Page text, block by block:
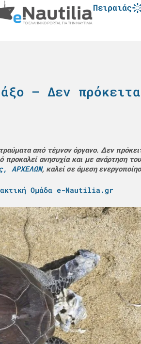
Πειραιάς
– Δεν
από τέμνον όργανο. Δεν
ανησυχία και με ανάρτηση
ΑΡΧΕΛΩΝ, καλεί σε άμεση
Ομάδα e-Nautilia.gr